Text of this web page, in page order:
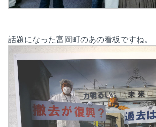
話題になった富岡町のあの看板ですね。